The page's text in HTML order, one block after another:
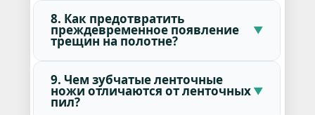
8. Как предотвратить
преждевременное появление
трещин на полотне?
9. Чем зубчатые ленточные
ножи отличаются от ленточных
пил?